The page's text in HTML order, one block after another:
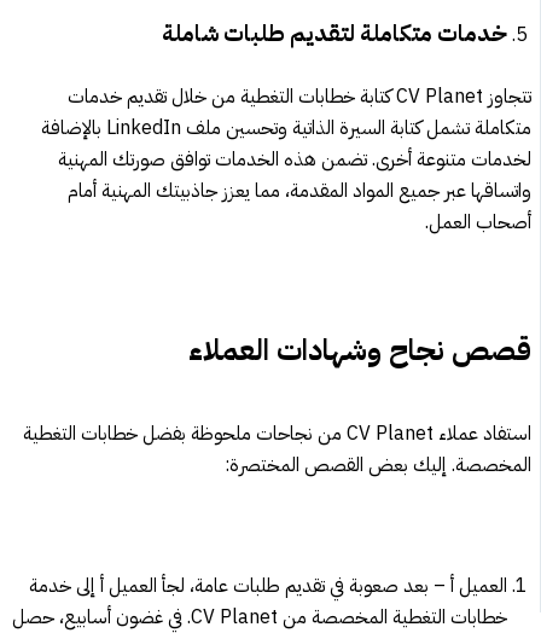
خدمات متكاملة لتقديم طلبات شاملة
تتجاوز CV Planet كتابة خطابات التغطية من خلال تقديم خدمات
متكاملة تشمل كتابة السيرة الذاتية وتحسين ملف LinkedIn بالإضافة
لخدمات متنوعة أخرى. تضمن هذه الخدمات توافق صورتك المهنية
واتساقها عبر جميع المواد المقدمة، مما يعزز جاذبيتك المهنية أمام
أصحاب العمل.
قصص نجاح وشهادات العملاء
استفاد عملاء CV Planet من نجاحات ملحوظة بفضل خطابات التغطية
المخصصة. إليك بعض القصص المختصرة:
العميل أ – بعد صعوبة في تقديم طلبات عامة، لجأ العميل أ إلى خدمة
خطابات التغطية المخصصة من CV Planet. في غضون أسابيع، حصل